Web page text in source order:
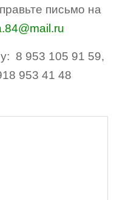
письмо на
8 953 105 91 59,
953 41 48